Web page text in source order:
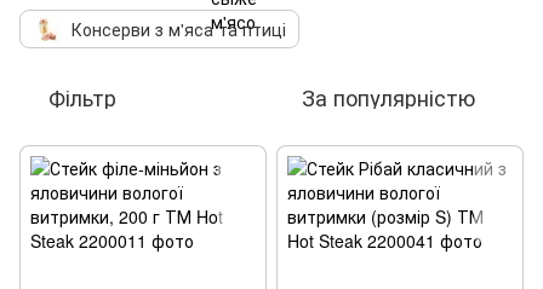
Консерви з м'яса та птиці
Фільтр За популярністю